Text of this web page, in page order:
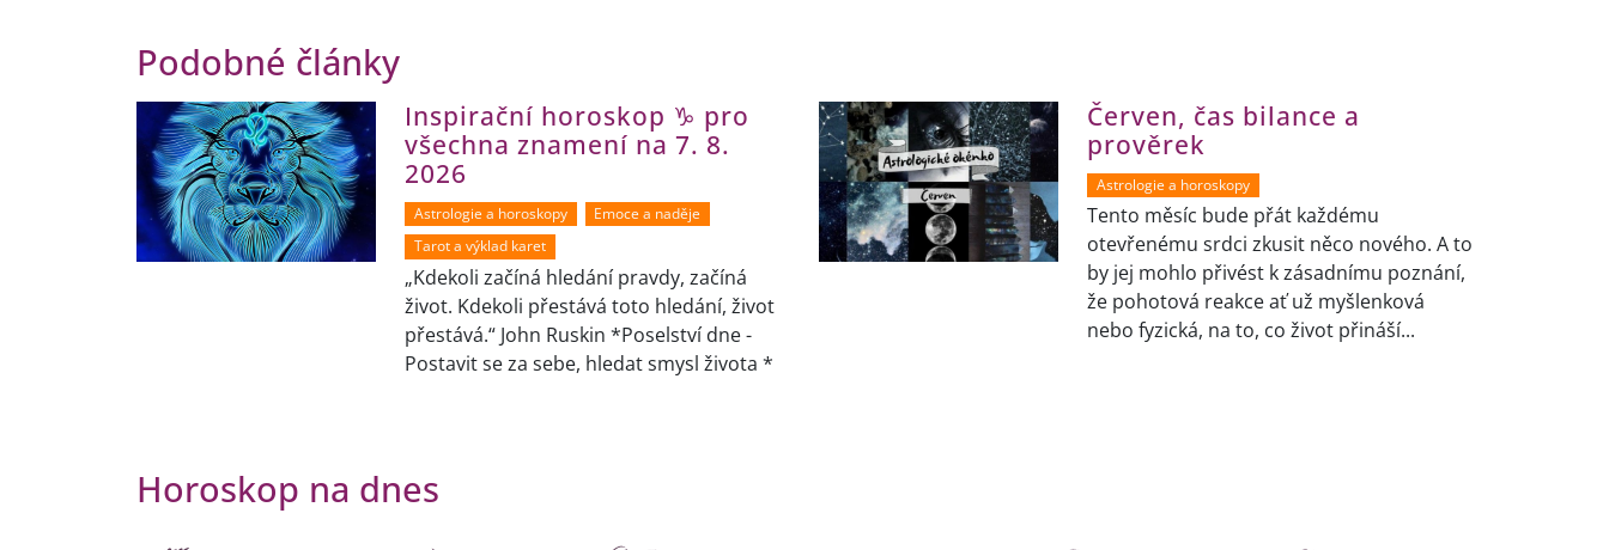
Podobné články
Inspirační horoskop ♑ pro
všechna znamení na 7. 8.
2026
Astrologie a horoskopy
Emoce a naděje
Tarot a výklad karet
„Kdekoli začíná hledání pravdy, začíná
život. Kdekoli přestává toto hledání, život
přestává.“ John Ruskin *Poselství dne -
Postavit se za sebe, hledat smysl života *
Červen, čas bilance a
prověrek
Astrologie a horoskopy
Tento měsíc bude přát každému
otevřenému srdci zkusit něco nového. A to
by jej mohlo přivést k zásadnímu poznání,
že pohotová reakce ať už myšlenková
nebo fyzická, na to, co život přináší...
Horoskop na dnes